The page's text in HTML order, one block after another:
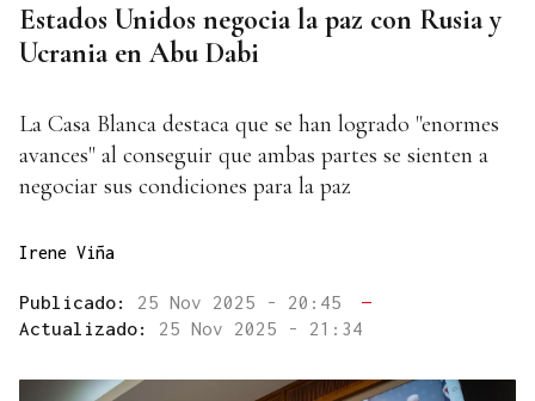
Estados Unidos negocia la paz con Rusia y
Ucrania en Abu Dabi
La Casa Blanca destaca que se han logrado "enormes
avances" al conseguir que ambas partes se sienten a
negociar sus condiciones para la paz
Irene Viña
Publicado: 25 Nov 2025 - 20:45
—
Actualizado: 25 Nov 2025 - 21:34